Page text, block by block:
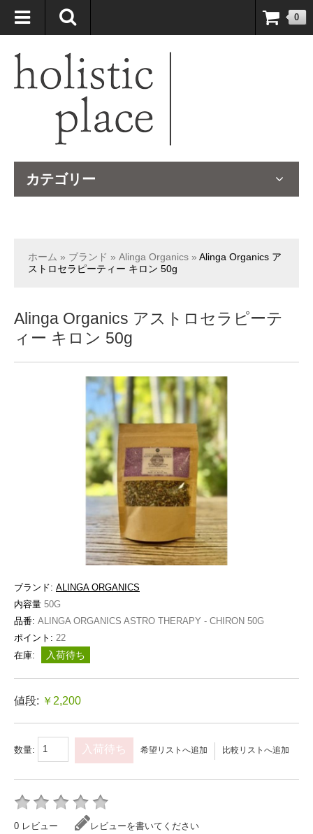
自然療法大国のオーストラリアより、臨床経験＆知識の豊富なナチュ
ロパスが厳選したサプリメントや ナチュラルグッズをお届けします！
0
カテゴリー
ホーム » ブランド » Alinga Organics » Alinga Organics ア
ストロセラピーティー キロン 50g
Alinga Organics アストロセラピーテ
ィー キロン 50g
ブランド: ALINGA ORGANICS
内容量 50G
品番: ALINGA ORGANICS ASTRO THERAPY - CHIRON 50G
ポイント: 22
在庫:
入荷待ち
値段: ￥2,200
数量: 入荷待ち 希望リストへ追加 比較リストへ追加
0 レビュー レビューを書いてください